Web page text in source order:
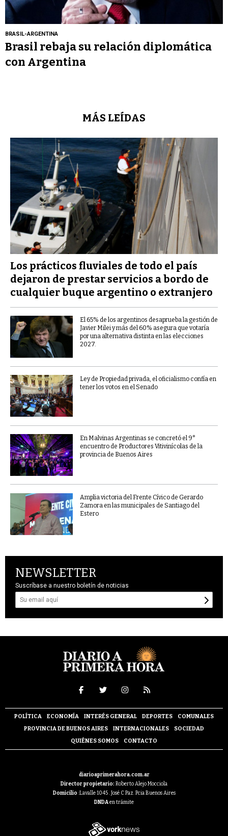
BRASIL-ARGENTINA
Brasil rebaja su relación diplomática
con Argentina
MÁS LEÍDAS
Los prácticos fluviales de todo el país
dejaron de prestar servicios a bordo de
cualquier buque argentino o extranjero
El 65% de los argentinos desaprueba la gestión de
Javier Milei y más del 60% asegura que votaría
por una alternativa distinta en las elecciones
2027.
Ley de Propiedad privada, el oficialismo confía en
tener los votos en el Senado
En Malvinas Argentinas se concretó el 9°
encuentro de Productores Vitivinícolas de la
provincia de Buenos Aires
Amplia victoria del Frente Cívico de Gerardo
Zamora en las municipales de Santiago del
Estero
NEWSLETTER
Suscríbase a nuestro boletín de noticias
POLÍTICA ECONOMÍA INTERÉS GENERAL DEPORTES
COMUNALES
PROVINCIA DE BUENOS AIRES
INTERNACIONALES
SOCIEDAD
QUIÉNES SOMOS
CONTACTO
diarioaprimerahora.com.ar
Director propietario: Roberto Alejo Mocciola
Domicilio :Lavalle 1045 . José C Paz. Pcia Buenos Aires
DNDAen trámite